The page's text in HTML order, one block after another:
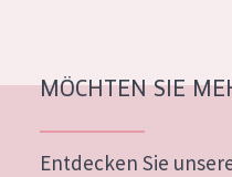
Der Sonne
ALTER
MÖCHTEN SIE
Entdecken Sie